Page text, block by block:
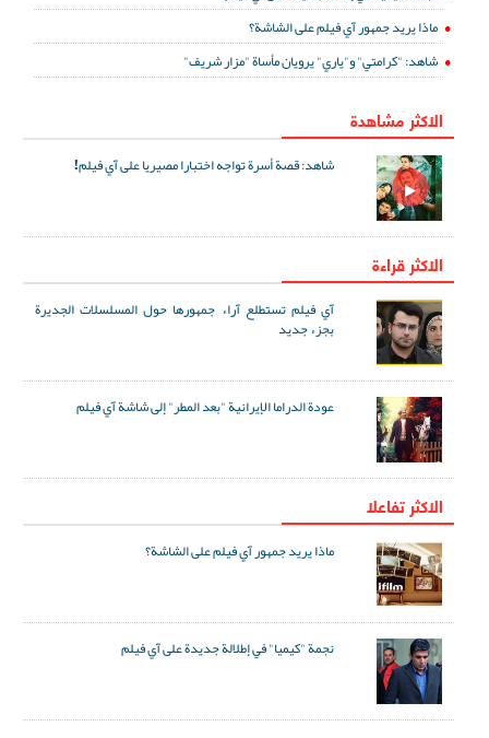
ماذا يريد جمهور آي فيلم على الشاشة؟
شاهد: "كرامتي" و"ياري" يرويان مأساة "مزار شريف"
الاكثر مشاهدة
شاهد: قصة أسرة تواجه اختبارا مصيريا على آي فيلم!
الاكثر قراءة
آي فيلم تستطلع آراء جمهورها حول المسلسلات الجديرة
بجزء جديد
عودة الدراما الإيرانية "بعد المطر" إلى شاشة آي فيلم
الاکثر تفاعلا
ماذا يريد جمهور آي فيلم على الشاشة؟
نجمة "كيميا" في إطلالة جديدة على آي فيلم